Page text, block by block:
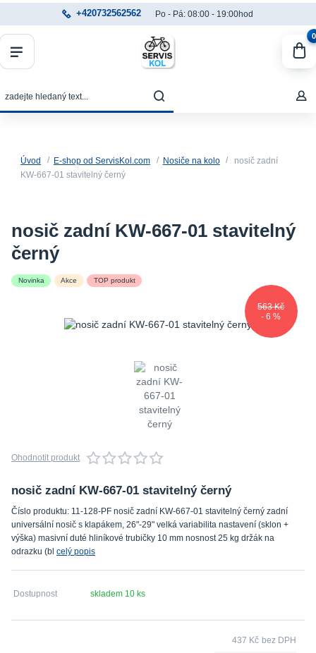
+420732562562 Po - Pá: 08:00 - 19:00hod
0
Úvod E-shop od ServisKol.com Nosiče na kolo
nosič zadní
KW-667-01 stavitelný černý
nosič zadní KW-667-01 stavitelný
černý
Novinka Akce TOP produkt
563 Kč
- 6 %
Ohodnotit produkt
nosič zadní KW-667-01 stavitelný černý
Číslo produktu: 11-128-PF nosič zadní KW-667-01 stavitelný černý zadní
universální nosič s klapákem, 26"-29" velká variabilita nastavení (sklon +
výška) masivní duté hliníkové trubičky 10 mm nosnost 25 kg držák na
odrazku (bl celý popis
Dostupnost skladem 10 ks
437 Kč bez DPH